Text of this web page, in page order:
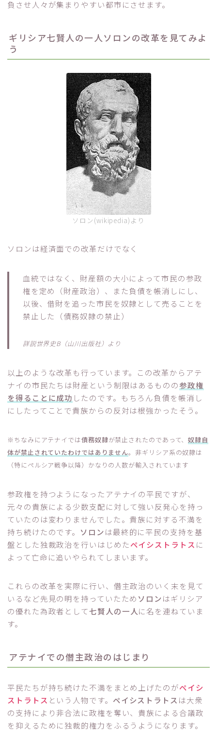
負させ人々が集まりやすい都市にさせます。
ギリシア七賢人の一人ソロンの改革を見てみよ
う
ソロン(wikipedia)より
ソロンは経済面での改革だけでなく
血統ではなく、財産額の大小によって市民の参政
権を定め（財産政治）、また負債を帳消しにし、
以後、借財を追った市民を奴隷として売ることを
禁止した（債務奴隷の禁止）
詳説世界史B（山川出版社）より
以上のような改革も行っています。この改革からアテ
ナイの市民たちは財産という制限はあるものの参政権
を得ることに成功 したのです。もちろん負債を帳消し
にしたってことで貴族からの反対は根強かったそう。
※ちなみにアテナイでは債務奴隷が禁止されたのであって、奴隷自
体が禁止されていたわけではありません。非ギリシア系の奴隷は
（特にペルシア戦争以降）かなりの人数が輸入されています
参政権を持つようになったアテナイの平民ですが、
元々の貴族による少数支配に対して強い反発心を持っ
ていたのは変わりませんでした。貴族に対する不満を
持ち続けたのです。 ソロンは最終的に平民の支持を基
盤とした独裁政治を行いはじめたペイシストラトス に
よって亡命に追いやられてしまいます。
これらの改革を実際に行い、僭主政治のいく末を見て
いるなど先見の明を持っていたため ソロンはギリシア
の優れた為政者として七賢人の一人に名を連ねていま
す。
アテナイでの僭主政治のはじまり
平民たちが持ち続けた不満をまとめ上げたのがペイシ
ストラトス という人物です。 ペイシストラトス は大衆
の支持により非合法に政権を奪い、貴族による合議政
を抑えるために独裁的権力をふるうようになります。